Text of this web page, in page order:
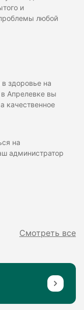
и
любой
здоровье на
Апрелевке вы
качественное
на
администратор
Смотреть все